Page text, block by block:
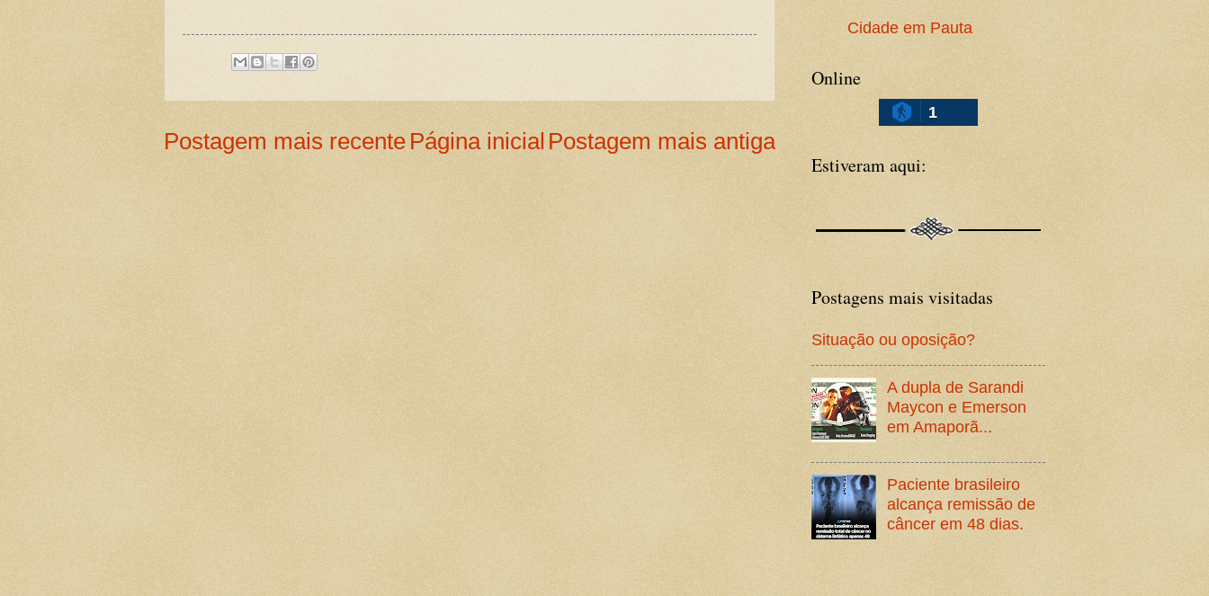
Postagem mais recente Postagem mais antiga
Página inicial
Cidade em Pauta
Online
1
Estiveram aqui:
Postagens mais visitadas
Situação ou oposição?
A dupla de Sarandi
Maycon e Emerson
em Amaporã...
Paciente brasileiro
alcança remissão de
câncer em 48 dias.